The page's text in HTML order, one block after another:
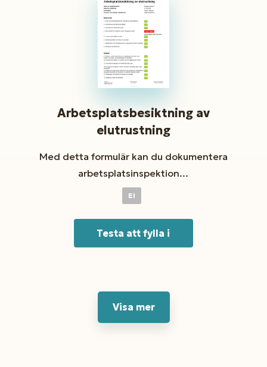
Arbetsplatsbesiktning av
elutrustning
Med detta formulär kan du dokumentera
arbetsplatsinspektion...
El
Testa att fylla i
Visa mer